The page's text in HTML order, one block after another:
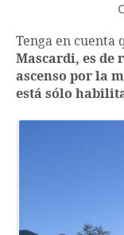
Tenga en cuenta
Mascardi, es de
ascenso por la
está sólo